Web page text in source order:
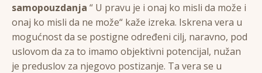
samopouzdanja “ U pravu je i onaj ko misli da može i
onaj ko misli da ne može“ kaže izreka. Iskrena vera u
mogućnost da se postigne određeni cilj, naravno, pod
uslovom da za to imamo objektivni potencijal, nužan
je preduslov za njegovo postizanje. Ta vera se u